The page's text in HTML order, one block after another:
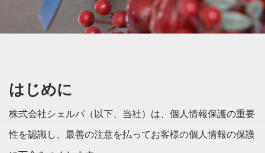
はじめに
株式会社シェルパ（以下、当社）は、個人情報保護の重要
性を認識し、最善の注意を払ってお客様の個人情報の保護